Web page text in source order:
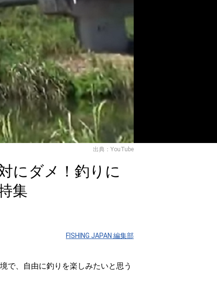
出典：YouTube
にダメ！釣りに
集
FISHING JAPAN 編集部
で、自由に釣りを楽しみたいと思う